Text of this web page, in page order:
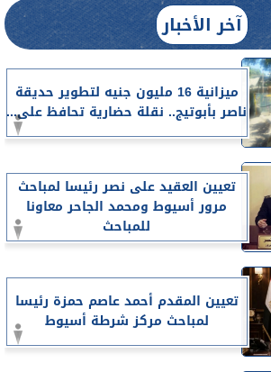
آخر الأخبار
ميزانية 16 مليون جنيه لتطوير حديقة
ناصر بأبوتيج.. نقلة حضارية تحافظ على...
تعيين العقيد على نصر رئيسا لمباحث
مرور أسيوط ومحمد الجاحر معاونا
للمباحث
تعيين المقدم أحمد عاصم حمزة رئيسا
لمباحث مركز شرطة أسيوط